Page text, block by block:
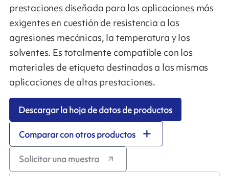
prestaciones diseñada para las aplicaciones más
exigentes en cuestión de resistencia a las
agresiones mecánicas, la temperatura y los
solventes. Es totalmente compatible con los
materiales de etiqueta destinados a las mismas
aplicaciones de altas prestaciones.
Descargar la hoja de datos de productos
Comparar con otros productos
Solicitar una muestra